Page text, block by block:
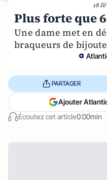
18
Plus forte que
Une dame met en
braqueurs de
Écoutez cet article0:00min
PARTAGER
Ajouter